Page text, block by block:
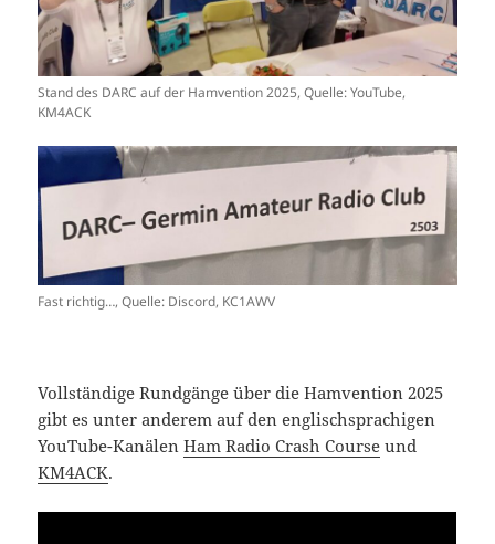
Stand des DARC auf der Hamvention 2025, Quelle: YouTube,
KM4ACK
Fast richtig…, Quelle: Discord, KC1AWV
Vollständige Rundgänge über die Hamvention 2025
gibt es unter anderem auf den englischsprachigen
YouTube-KanälenHam Radio Crash Course und
KM4ACK.